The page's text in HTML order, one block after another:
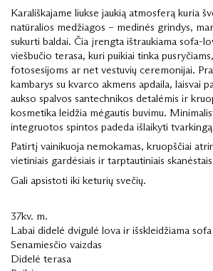
Karališkajame liukse jaukią atmosferą kuria
natūralios medžiagos – medinės grindys,
sukurti baldai. Čia įrengta ištraukiama sofa-
viešbučio terasa, kuri puikiai tinka
fotosesijoms ar net vestuvių ceremonijai.
kambarys su kvarco akmens apdaila, laisvai
aukso spalvos santechnikos detalėmis ir
kosmetika leidžia mėgautis buvimu.
integruotos spintos padeda išlaikyti
Patirtį vainikuoja nemokamas, kruopščiai
vietiniais gardėsiais ir tarptautiniais
Gali apsistoti iki keturių svečių.
37kv. m.
Labai didelė dvigulė lova ir išskleidžiama
Senamiesčio vaizdas
Didelė terasa